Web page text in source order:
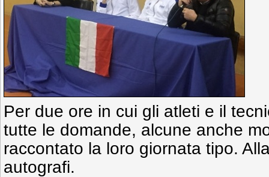
Per due ore in cui gli atleti e il
tutte le domande, alcune anche
raccontato la loro giornata tipo.
autografi.